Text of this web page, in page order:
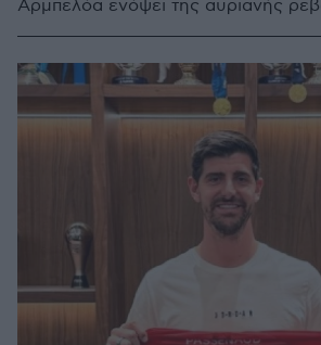
Αρμπελόα ενόψει της αυριανής